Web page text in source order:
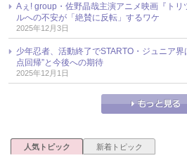
Aぇ! group・佐野晶哉主演アニメ映画『ト
ルへの不安が「絶賛に反転」するワケ
2025年12月3日
少年忍者、活動終了でSTARTO・ジュニア
点回帰”と今後への期待
2025年12月1日
人気トピック 新着トピック